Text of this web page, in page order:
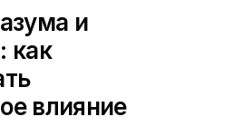
и
как
влияние